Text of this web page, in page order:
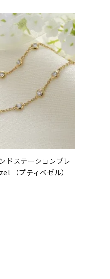
ドステーションブレ
（プティベゼル）